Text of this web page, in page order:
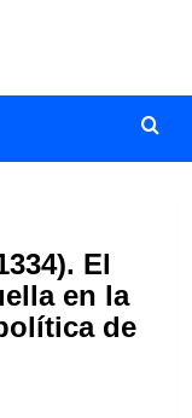
El
en la
de